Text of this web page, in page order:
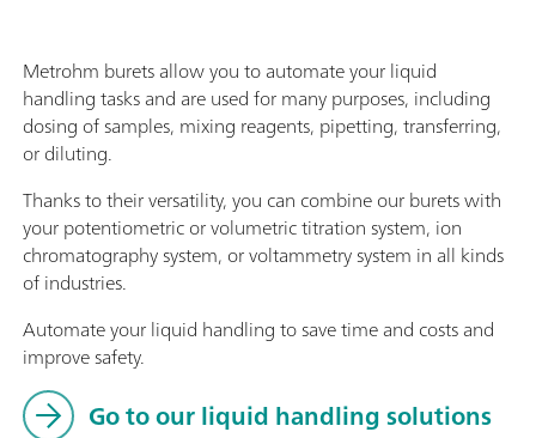
Metrohm burets allow you to automate your liquid
handling tasks and are used for many purposes, including
dosing of samples, mixing reagents, pipetting, transferring,
or diluting.
Thanks to their versatility, you can combine our burets with
your potentiometric or volumetric titration system, ion
chromatography system, or voltammetry system in all kinds
of industries.
Automate your liquid handling to save time and costs and
improve safety.
Go to our liquid handling solutions